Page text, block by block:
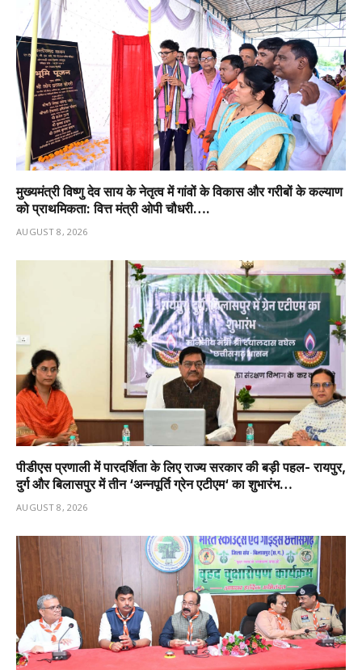
मुख्यमंत्री विष्णु देव साय के नेतृत्व में गांवों के विकास और गरीबों के कल्याण
को प्राथमिकता: वित्त मंत्री ओपी चौधरी….
AUGUST 8, 2026
पीडीएस प्रणाली में पारदर्शिता के लिए राज्य सरकार की बड़ी पहल- रायपुर,
दुर्ग और बिलासपुर में तीन ‘अन्नपूर्ति ग्रेन एटीएम‘ का शुभारंभ…
AUGUST 8, 2026